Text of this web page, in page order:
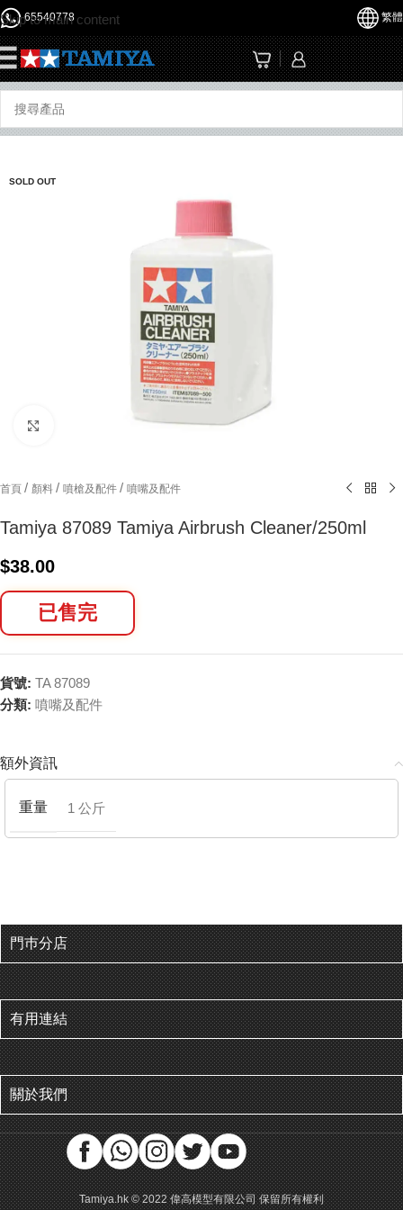
Skip to main content
65540778 繁體
SOLD OUT
Click to enlarge
首頁 / 顏料 / 噴槍及配件 / 噴嘴及配件
Tamiya 87089 Tamiya Airbrush Cleaner/250ml
$38.00
已售完
貨號: TA 87089
分類: 噴嘴及配件
額外資訊
重量 1 公斤
門巿分店
有用連結
關於我們
Tamiya.hk © 2022 偉高模型有限公司 保留所有權利